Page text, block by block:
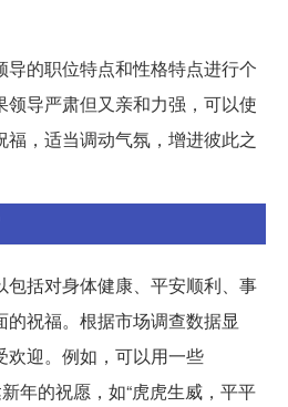
的职位特点和性格特点进行个
导严肃但又亲和力强，可以使
，适当调动气氛，增进彼此之
包括对身体健康、平安顺利、事
祝福。根据市场调查数据显
欢迎。例如，可以用一些
年的祝愿，如“虎虎生威，平平